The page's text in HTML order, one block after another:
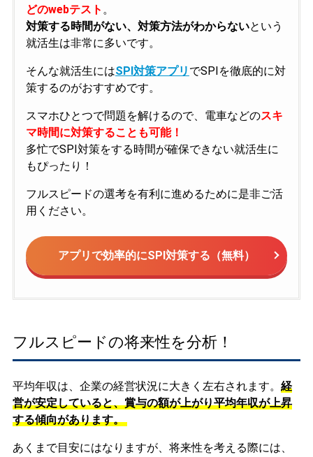
どのwebテスト 。
対策する時間がない、対策方法がわからないという
就活生は非常に多いです。
そんな就活生にはSPI対策アプリ でSPIを徹底的に対
策するのがおすすめです。
スマホひとつで問題を解けるので、電車などのスキ
マ時間に対策することも可能！
多忙でSPI対策をする時間が確保できない就活生に
もぴったり！
フルスピードの選考を有利に進めるために是非ご活
用ください。
アプリで効率的にSPI対策する（無料）
フルスピードの将来性を分析！
平均年収は、企業の経営状況に大きく左右されます。 経
営が安定していると、賞与の額が上がり平均年収が上昇
する傾向があります。
あくまで目安にはなりますが、将来性を考える際には、